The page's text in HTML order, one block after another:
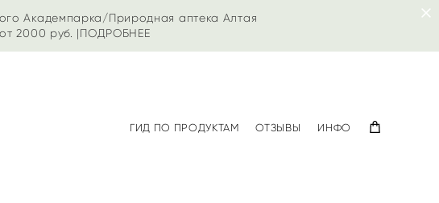
Академпарка/Природная аптека Алтая
2000 руб. |ПОДРОБНЕЕ
ГИД ПО ПРОДУКТАМ ОТЗЫВЫ ИНФО